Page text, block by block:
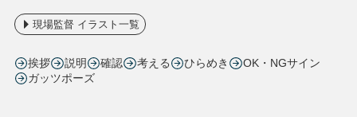
現場監督 イラスト一覧
挨拶 説明 確認 考える ひらめき
OK・NGサイン
ガッツポーズ